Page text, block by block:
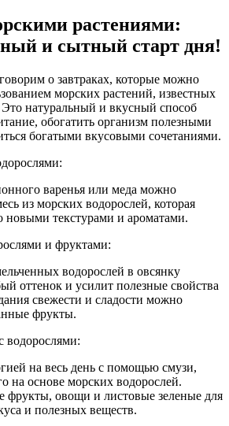
растениями:
и сытный старт дня!
о завтраках, которые можно
морских растений, известных
натуральный и вкусный способ
обогатить организм полезными
богатыми вкусовыми сочетаниями.
варенья или меда можно
из морских водорослей, которая
новыми текстурами и ароматами.
и фруктами:
водорослей в овсянку
оттенок и усилит полезные свойства
свежести и сладости можно
фрукты.
водорослями:
на весь день с помощью смузи,
на основе морских водорослей.
фрукты, овощи и листовые зеленые для
и полезных веществ.